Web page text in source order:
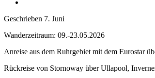
Geschrieben 7. Juni
Wanderzeitraum: 09.-23.05.2026
Anreise aus dem Ruhrgebiet mit dem Eurostar
Rückreise von Stornoway über Ullapool,